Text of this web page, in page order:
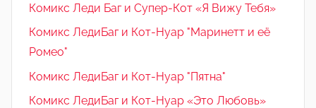
Комикс Леди Баг и Супер-Кот «Я Вижу Тебя»
Комикс ЛедиБаг и Кот-Нуар "Маринетт и её
Ромео"
Комикс ЛедиБаг и Кот-Нуар "Пятна"
Комикс ЛедиБаг и Кот-Нуар «Это Любовь»